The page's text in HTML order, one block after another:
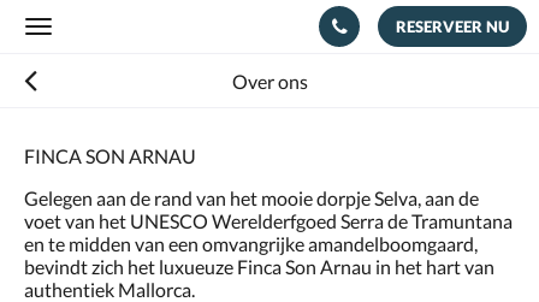
Toggle
RESERVEER NU
Over ons
FINCA SON ARNAU
Gelegen aan de rand van het mooie dorpje Selva, aan de
voet van het UNESCO Werelderfgoed Serra de Tramuntana
en te midden van een omvangrijke amandelboomgaard,
bevindt zich het luxueuze Finca Son Arnau in het hart van
authentiek Mallorca.